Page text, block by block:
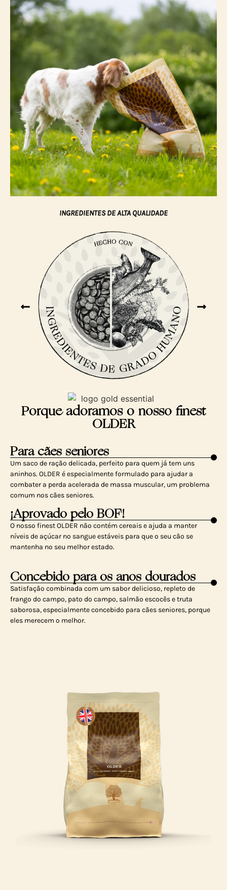
INGREDIENTES DE ALTA QUALIDADE
Porque adoramos o nosso finest
OLDER
Para cães seniores
Um saco de ração delicada, perfeito para quem já tem uns
aninhos. OLDER é especialmente formulado para ajudar a
combater a perda acelerada de massa muscular, um problema
comum nos cães seniores.
¡Aprovado pelo BOF!
O nosso finest OLDER não contém cereais e ajuda a manter
níveis de açúcar no sangue estáveis para que o seu cão se
mantenha no seu melhor estado.
Concebido para os anos dourados
Satisfação combinada com um sabor delicioso, repleto de
frango do campo, pato do campo, salmão escocês e truta
saborosa, especialmente concebido para cães seniores, porque
eles merecem o melhor.